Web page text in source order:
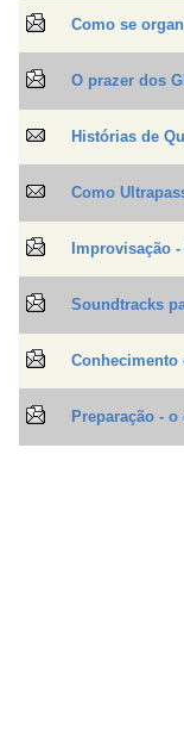
Como se
O prazer dos
Histórias de
Como
Improvisação
Soundtracks
Conhecimento
Preparação -